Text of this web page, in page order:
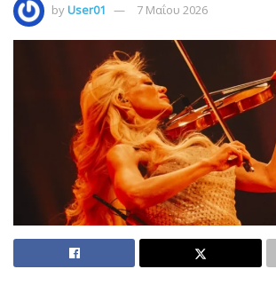
byUser01 7 Μαΐου 2026